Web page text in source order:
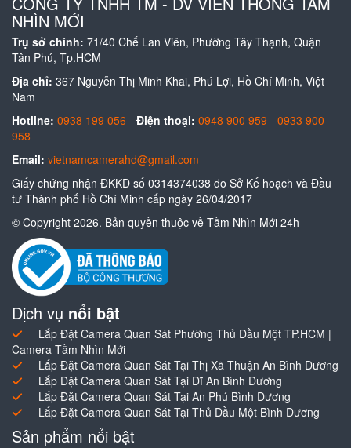
NHÌN MỚI
Trụ sở chính: 71/40 Chế Lan Viên, Phường Tây Thạnh, Quận
Tân Phú, Tp.HCM
Địa chỉ: 367 Nguyễn Thị Minh Khai, Phú Lợi, Hồ Chí Minh, Việt
Nam
Hotline: 0938 199 056 - Điện thoại: 0948 900 959 - 0933 900
958
Email: vietnamcamerahd@gmail.com
Giấy chứng nhận ĐKKD số 0314374038 do Sở Kế hoạch và Đầu
tư Thành phố Hồ Chí Minh cấp ngày 26/04/2017
© Copyright 2026. Bản quyền thuộc về Tầm Nhìn Mới 24h
Dịch vụ nổi bật
Lắp Đặt Camera Quan Sát Phường Thủ Dầu Một TP.HCM |
Camera Tầm Nhìn Mới
Lắp Đặt Camera Quan Sát Tại Thị Xã Thuận An Bình Dương
Lắp Đặt Camera Quan Sát Tại Dĩ An Bình Dương
Lắp Đặt Camera Quan Sát Tại An Phú Bình Dương
Lắp Đặt Camera Quan Sát Tại Thủ Dầu Một Bình Dương
Sản phẩm nổi bật